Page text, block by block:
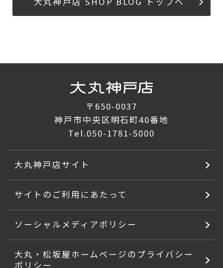
〒650-0037
神戸市中央区明石町40番地
Tel.050-1781-5000
大丸神戸店サイト
サイトのご利用にあたって
ソーシャルメディアポリシー
大丸・松坂屋ホームページのプライバシー
ポリシー